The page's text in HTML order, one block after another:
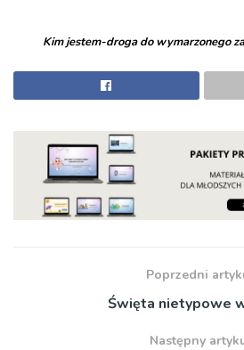
Kim jestem-droga do wymarzonego
Poprzedni
Święta nietypowe
Następny